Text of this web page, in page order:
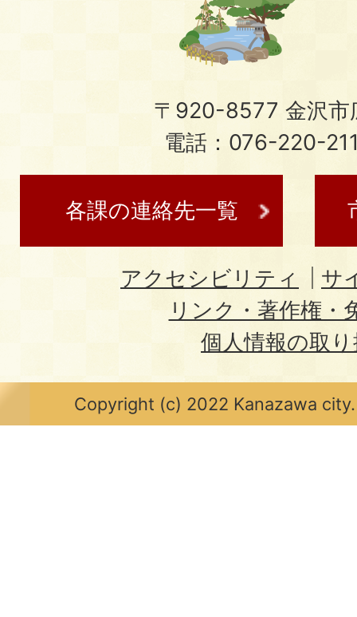
〒920-8577 金沢市
電話：076-220-
各課の連絡先一覧
アクセシビリティ
サ
リンク・著作権・
個人情報の取
Copyright (c) 2022 Kanazawa